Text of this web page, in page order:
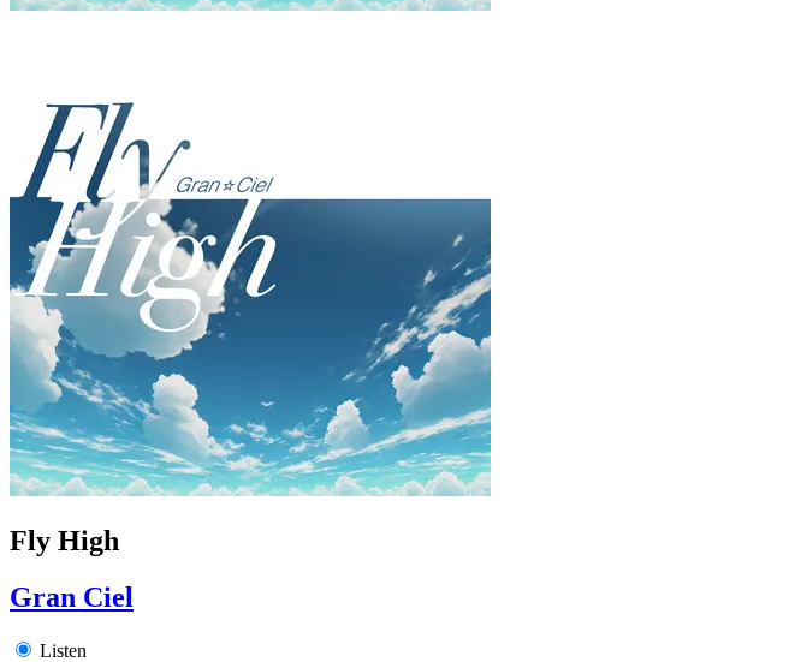
Fly High
Gran Ciel
Listen